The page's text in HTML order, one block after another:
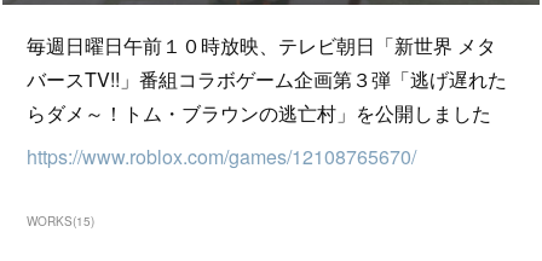
毎週日曜日午前１０時放映、テレビ朝日「新世界 メタ
バースTV!!」番組コラボゲーム企画第３弾「逃げ遅れた
らダメ～！トム・ブラウンの逃亡村」を公開しました
https://www.roblox.com/games/12108765670/
WORKS(15)